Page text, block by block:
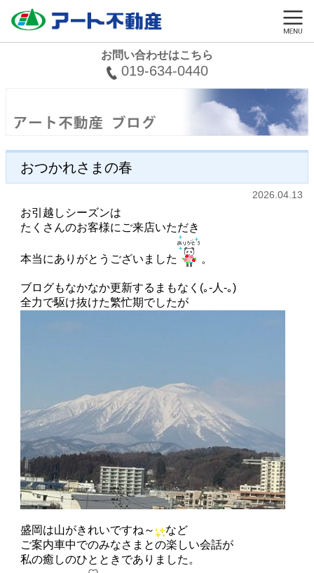
お問い合わせはこちら
019-634-0440
おつかれさまの春
2026.04.13
お引越しシーズンは
たくさんのお客様にご来店いただき
本当にありがとうございました 。
ブログもなかなか更新するまもなく(｡-人-｡)
全力で駆け抜けた繁忙期でしたが
盛岡は山がきれいですね～
など
ご案内車中でのみなさまとの楽しい会話が
私の癒しのひとときでありました。